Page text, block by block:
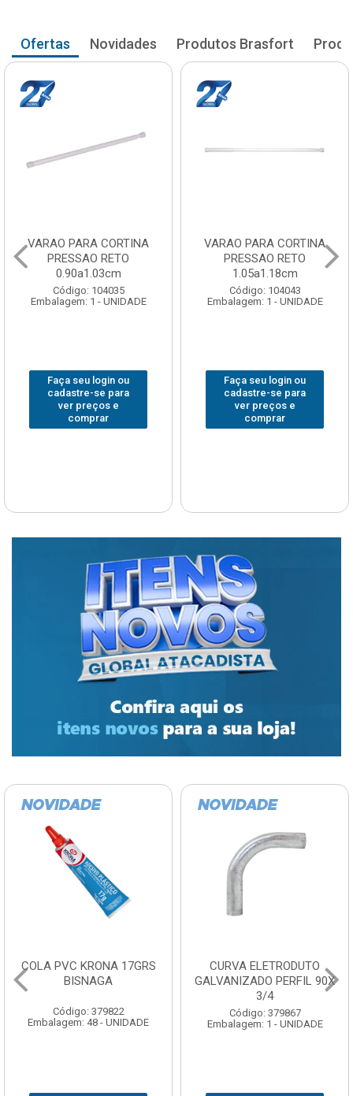
Ofertas Novidades Produtos Brasfort
VARAO PARA CORTINA
PRESSAO RETO
0.90a1.03cm
Código: 104035
Embalagem: 1 - UNIDADE
Faça seu login ou
cadastre-se para
ver preços e
comprar
VARAO PARA CORTINA
PRESSAO RETO
1.05a1.18cm
Código: 104043
Embalagem: 1 - UNIDADE
Faça seu login ou
cadastre-se para
ver preços e
comprar
COLA PVC KRONA 17GRS
BISNAGA
Código: 379822
Embalagem: 48 - UNIDADE
CURVA ELETRODUTO
GALVANIZADO PERFIL 90X
3/4
Código: 379867
Embalagem: 1 - UNIDADE